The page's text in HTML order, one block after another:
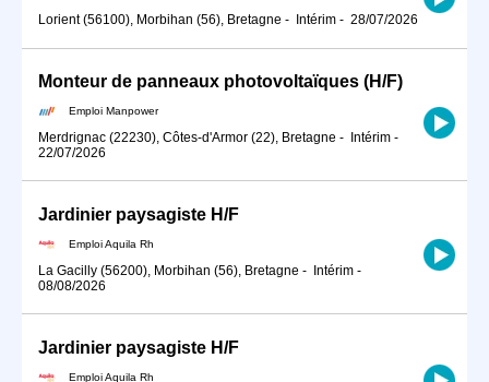
Lorient (56100), Morbihan (56), Bretagne - Intérim - 28/07/2026
Monteur de panneaux photovoltaïques (H/F)
Emploi Manpower
Merdrignac (22230), Côtes-d'Armor (22), Bretagne - Intérim -
22/07/2026
Jardinier paysagiste H/F
Emploi Aquila Rh
La Gacilly (56200), Morbihan (56), Bretagne - Intérim -
08/08/2026
Jardinier paysagiste H/F
Emploi Aquila Rh